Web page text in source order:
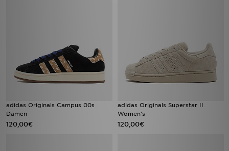
adidas Originals Campus 00s
Damen
120,00€
adidas Originals Superstar II
Women's
120,00€